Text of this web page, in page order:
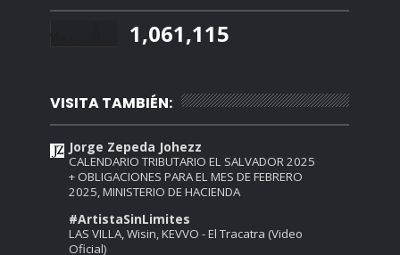
1,061,115
VISITA TAMBIÉN:
Jorge Zepeda Johezz
CALENDARIO TRIBUTARIO EL SALVADOR 2025
+ OBLIGACIONES PARA EL MES DE FEBRERO
2025, MINISTERIO DE HACIENDA
#ArtistaSinLimites
LAS VILLA, Wisin, KEVVO - El Tracatra (Video
Oficial)